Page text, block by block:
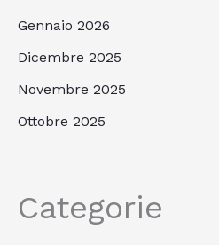
Gennaio 2026
Dicembre 2025
Novembre 2025
Ottobre 2025
Categorie